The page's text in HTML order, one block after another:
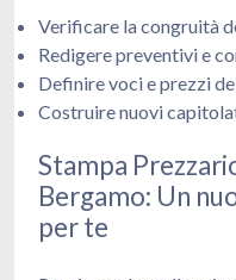
Verificare la congruità
Redigere preventivi e
Definire voci e prezzi
Costruire nuovi
Stampa
Bergamo: Un
per te